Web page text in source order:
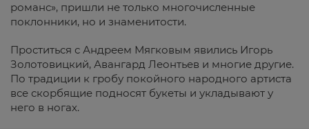
романс», пришли не только многочисленные
поклонники, но и знаменитости.
Проститься с Андреем Мягковым явились Игорь
Золотовицкий, Авангард Леонтьев и многие другие.
По традиции к гробу покойного народного артиста
все скорбящие подносят букеты и укладывают у
него в ногах.